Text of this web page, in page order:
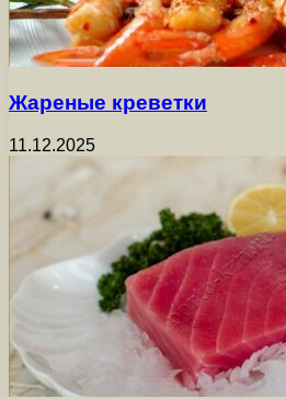
Жареные креветки
11.12.2025